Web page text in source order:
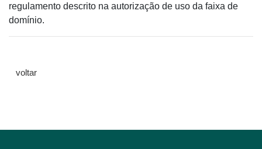
regulamento descrito na autorização de uso da faixa de
domínio.
voltar